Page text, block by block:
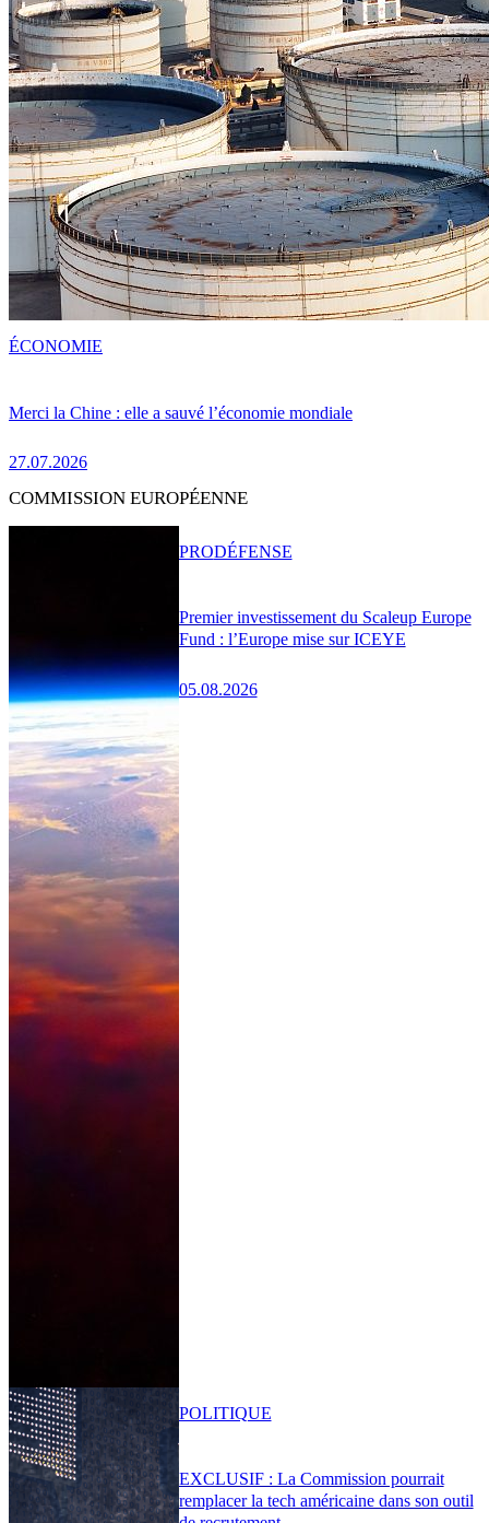
Merci la Chine : elle a sauvé l’économie mondiale
27.07.2026
ÉCONOMIE
COMMISSION EUROPÉENNE
Premier investissement du Scaleup Europe
Fund : l’Europe mise sur ICEYE
05.08.2026
PRODÉFENSE
EXCLUSIF : La Commission pourrait
remplacer la tech américaine dans son outil
POLITIQUE